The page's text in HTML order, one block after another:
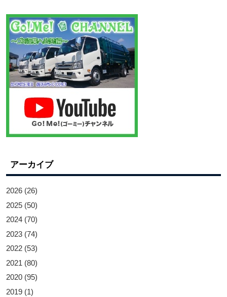
アーカイブ
2026 (26)
2025 (50)
2024 (70)
2023 (74)
2022 (53)
2021 (80)
2020 (95)
2019 (1)